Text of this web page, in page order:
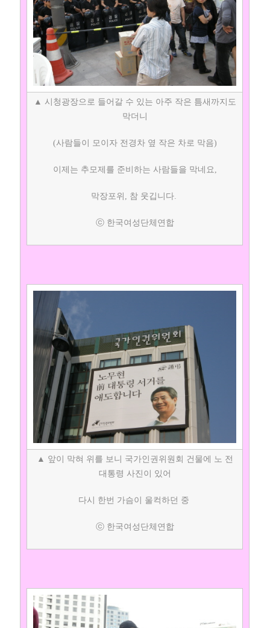
▲ 시청광장으로 들어갈 수 있는 아주 작은 틈새까지도
막더니
(사람들이 모이자 전경차 옆 작은 차로 막음)
이제는 추모제를 준비하는 사람들을 막네요,
막장포위, 참 웃깁니다.
ⓒ 한국여성단체연합
▲ 앞이 막혀 위를 보니 국가인권위원회 건물에 노 전
대통령 사진이 있어
다시 한번 가슴이 울컥하던 중
ⓒ 한국여성단체연합